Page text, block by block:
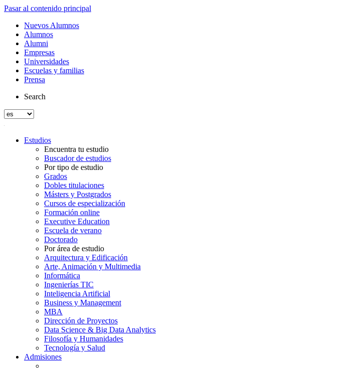
Pasar al contenido principal
Nuevos Alumnos
Alumnos
Alumni
Empresas
Universidades
Escuelas y familias
Prensa
Search
Estudios
Encuentra tu estudio
Buscador de estudios
Por tipo de estudio
Grados
Dobles titulaciones
Másters y Postgrados
Cursos de especialización
Formación online
Executive Education
Escuela de verano
Doctorado
Por área de estudio
Arquitectura y Edificación
Arte, Animación y Multimedia
Informática
Ingenierías TIC
Inteligencia Artificial
Business y Management
MBA
Dirección de Proyectos
Data Science & Big Data Analytics
Filosofía y Humanidades
Tecnología y Salud
Admisiones